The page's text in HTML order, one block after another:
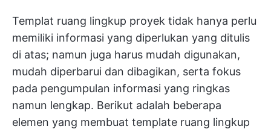
Templat ruang lingkup proyek tidak hanya perlu
memiliki informasi yang diperlukan yang ditulis
di atas; namun juga harus mudah digunakan,
mudah diperbarui dan dibagikan, serta fokus
pada pengumpulan informasi yang ringkas
namun lengkap. Berikut adalah beberapa
elemen yang membuat template ruang lingkup